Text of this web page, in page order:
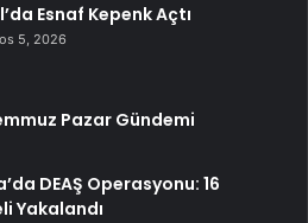
Esnaf Kepenk Açtı
5, 2026
Pazar Gündemi
DEAŞ Operasyonu: 16
Yakalandı